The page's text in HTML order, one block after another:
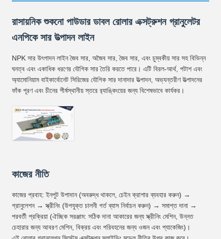
রাসায়নিক শুকনো পাউডার ডাবল রোলার এক্সট্রুশন গ্রানুলেটর
এনপিকে সার উত্পাদন লাইন
NPK সার উৎপাদন লাইন জৈব সার, অজৈব সার, জৈব সার, এবং চুম্বকীয় সার সহ বিভিন্ন
ঘনত্ব এবং একাধিক ধরণের যৌগিক সার তৈরি করতে পারে। এটি বিরল-আর্থ, পটাশ এবং
অ্যামোনিয়াম বাইকার্বোনেট সিরিজের যৌগিক সার দানাদার উত্পাদন, অভ্যন্তরীণ উত্পাদনের
ফাঁক পূরণ এবং চীনের শীর্ষস্থানীয় স্তরে র‌্যাঙ্কিংয়ের জন্য বিশেষভাবে কার্যকর।
কাজের নীতি
কাজের প্রবাহ: ইনপুট উপাদান (অবরুদ্ধ থাকলে, চেইন ক্রাশার ব্যবহার করুন) →
গ্রানুলেশন → স্ক্রীনিং (উপযুক্ত চালনী গর্ত ব্যাস নির্বাচন করুন) → সমাপ্ত দানা →
পরবর্তী প্রক্রিয়া (ঐচ্ছিক সরঞ্জাম: সঠিক দানা আকারের জন্য স্ক্রীনিং মেশিন, উন্নত
চেহারার জন্য আবরণ মেশিন, বিক্রয় এবং পরিবহনের জন্য ওজন এবং প্যাকেজিং)।